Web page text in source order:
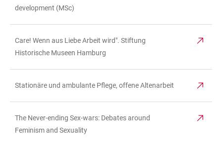
development (MSc)
Care! Wenn aus Liebe Arbeit wird". Stiftung
Historische Museen Hamburg
Stationäre und ambulante Pflege, offene Altenarbeit
The Never-ending Sex-wars: Debates around
Feminism and Sexuality